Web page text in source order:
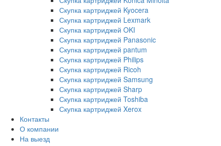
Скупка картриджей Kyocera
Скупка картриджей Lexmark
Скупка картриджей OKI
Скупка картриджей Panasonic
Скупка картриджей pantum
Скупка картриджей Philips
Скупка картриджей Ricoh
Скупка картриджей Samsung
Скупка картриджей Sharp
Скупка картриджей Toshiba
Скупка картриджей Xerox
Контакты
О компании
На выезд